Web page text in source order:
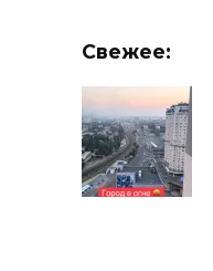
Свежее: